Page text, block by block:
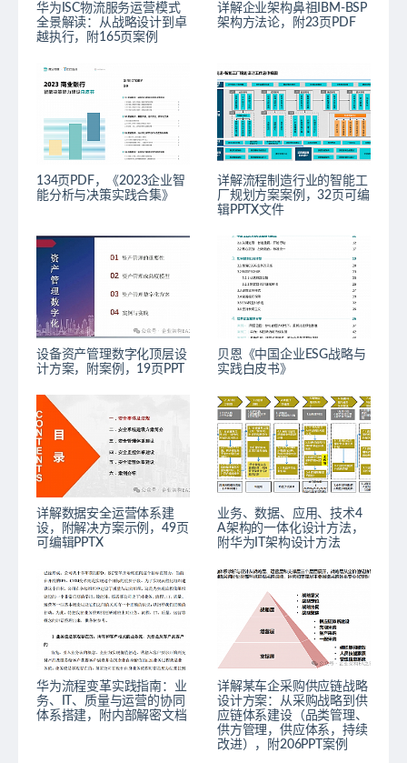
华为ISC物流服务运营模式
全景解读：从战略设计到卓
越执行，附165页案例
详解企业架构鼻祖IBM-BSP
架构方法论，附23页PDF
134页PDF，《2023企业智
能分析与决策实践合集》
详解流程制造行业的智能工
厂规划方案案例，32页可编
辑PPTX文件
设备资产管理数字化顶层设
计方案，附案例，19页PPT
贝恩《中国企业ESG战略与
实践白皮书》
详解数据安全运营体系建
设，附解决方案示例，49页
可编辑PPTX
业务、数据、应用、技术4
A架构的一体化设计方法，
附华为IT架构设计方法
华为流程变革实践指南：业
务、IT、质量与运营的协同
体系搭建，附内部解密文档
详解某车企采购供应链战略
设计方案：从采购战略到供
应链体系建设（品类管理、
供方管理，供应体系，持续
改进），附206PPT案例